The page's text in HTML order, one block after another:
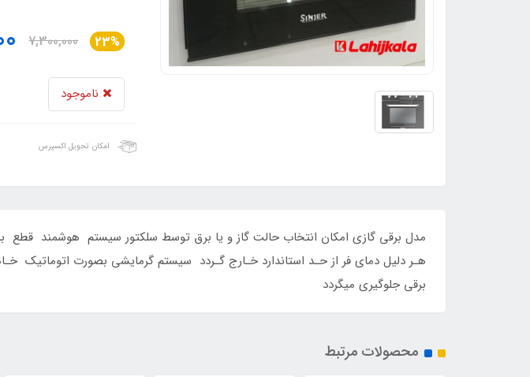
23%
7,300,000
ناموجود
امکان تحویل اکسپرس
مدل برقی گازی امکان انتخاب حالت گاز و یا برق توسط سلکتور سیستم هوشمند قطع
هـر دلیل دمای فر از حـد استاندارد خـارج گـردد سیستم گرمایشی بصورت اتوماتیک
برقی جلوگیری میگردد
محصولات مرتبط